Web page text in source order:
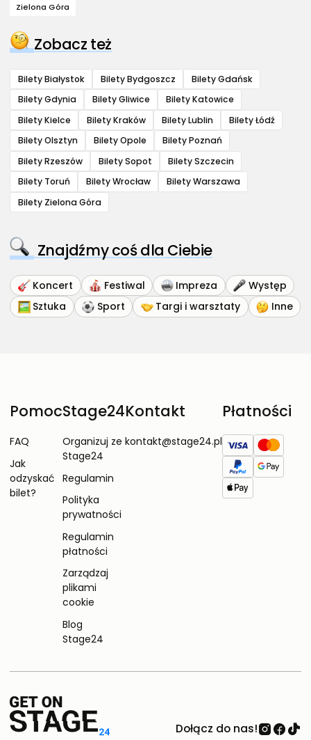
Zielona Góra
Zobacz też
Bilety Białystok Bilety Bydgoszcz
Bilety Gdańsk
Bilety Gdynia
Bilety Gliwice
Bilety Katowice
Bilety Kielce
Bilety Kraków Bilety Lublin
Bilety Łódź
Bilety Olsztyn
Bilety Opole
Bilety Poznań
Bilety Rzeszów
Bilety Sopot
Bilety Szczecin
Bilety Toruń
Bilety Wrocław
Bilety Warszawa
Bilety Zielona Góra
Znajdźmy coś dla Ciebie
Koncert Festiwal Impreza
Występ
Sztuka
Sport Targi i warsztaty Inne
Pomoc
FAQ
Jak
odzyskać
bilet?
Stage24
Organizuj ze
Stage24
Regulamin
Polityka
prywatności
Regulamin
płatności
Zarządzaj
plikami
cookie
Blog
Stage24
Kontakt
kontakt@stage24.pl
Płatności
Dołącz do nas!